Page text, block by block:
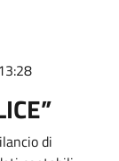
di